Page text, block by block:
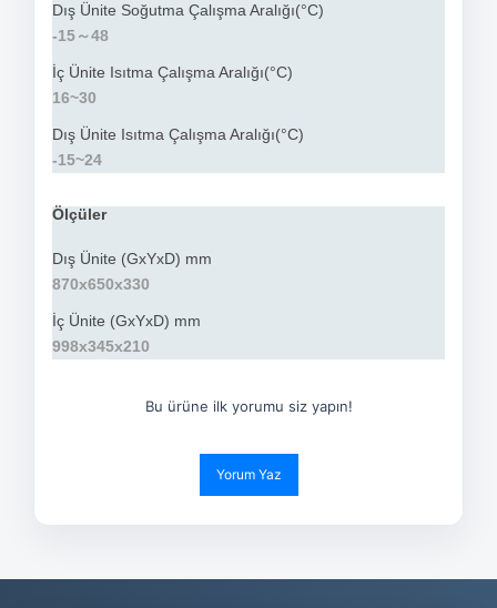
Dış Ünite Soğutma Çalışma Aralığı(°C)
-15～48
İç Ünite Isıtma Çalışma Aralığı(°C)
16~30
Dış Ünite Isıtma Çalışma Aralığı(°C)
-15~24
Ölçüler
Dış Ünite (GxYxD) mm
870x650x330
İç Ünite (GxYxD) mm
998x345x210
Bu ürüne ilk yorumu siz yapın!
Yorum Yaz